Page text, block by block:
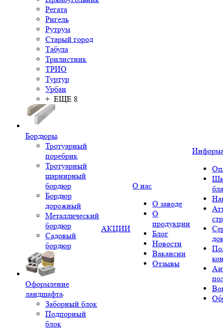
Регата
Ригель
Рутрум
Старый город
Табула
Трилистник
ТРИО
Туртур
Урбан
+ ЕЩЕ 8
Бордюры
Тротуарный
поребрик
Тротуарный
шарнирный
бордюр
Бордюр
дорожный
Металлический
бордюр
Садовый
бордюр
Оформление
ландшафта
Заборный блок
Подпорный
блок
АКЦИИ
О нас
О заводе
О
продукции
Блог
Новости
Вакансии
Отзывы